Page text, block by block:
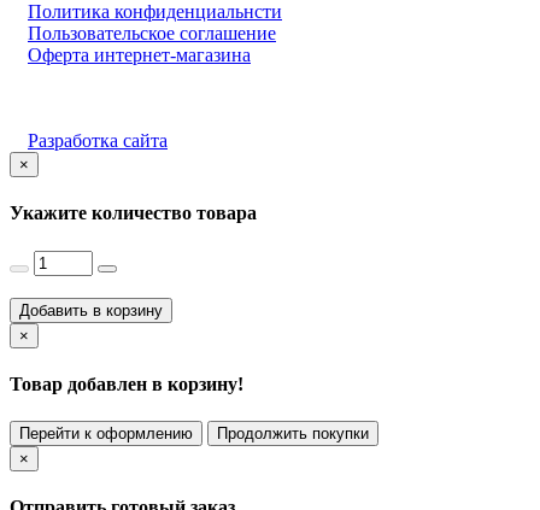
Политика конфиденциальнсти
Пользовательское соглашение
Оферта интернет-магазина
Разработка сайта
×
Укажите количество товара
Добавить в корзину
×
Товар добавлен в корзину!
Перейти к оформлению
Продолжить покупки
×